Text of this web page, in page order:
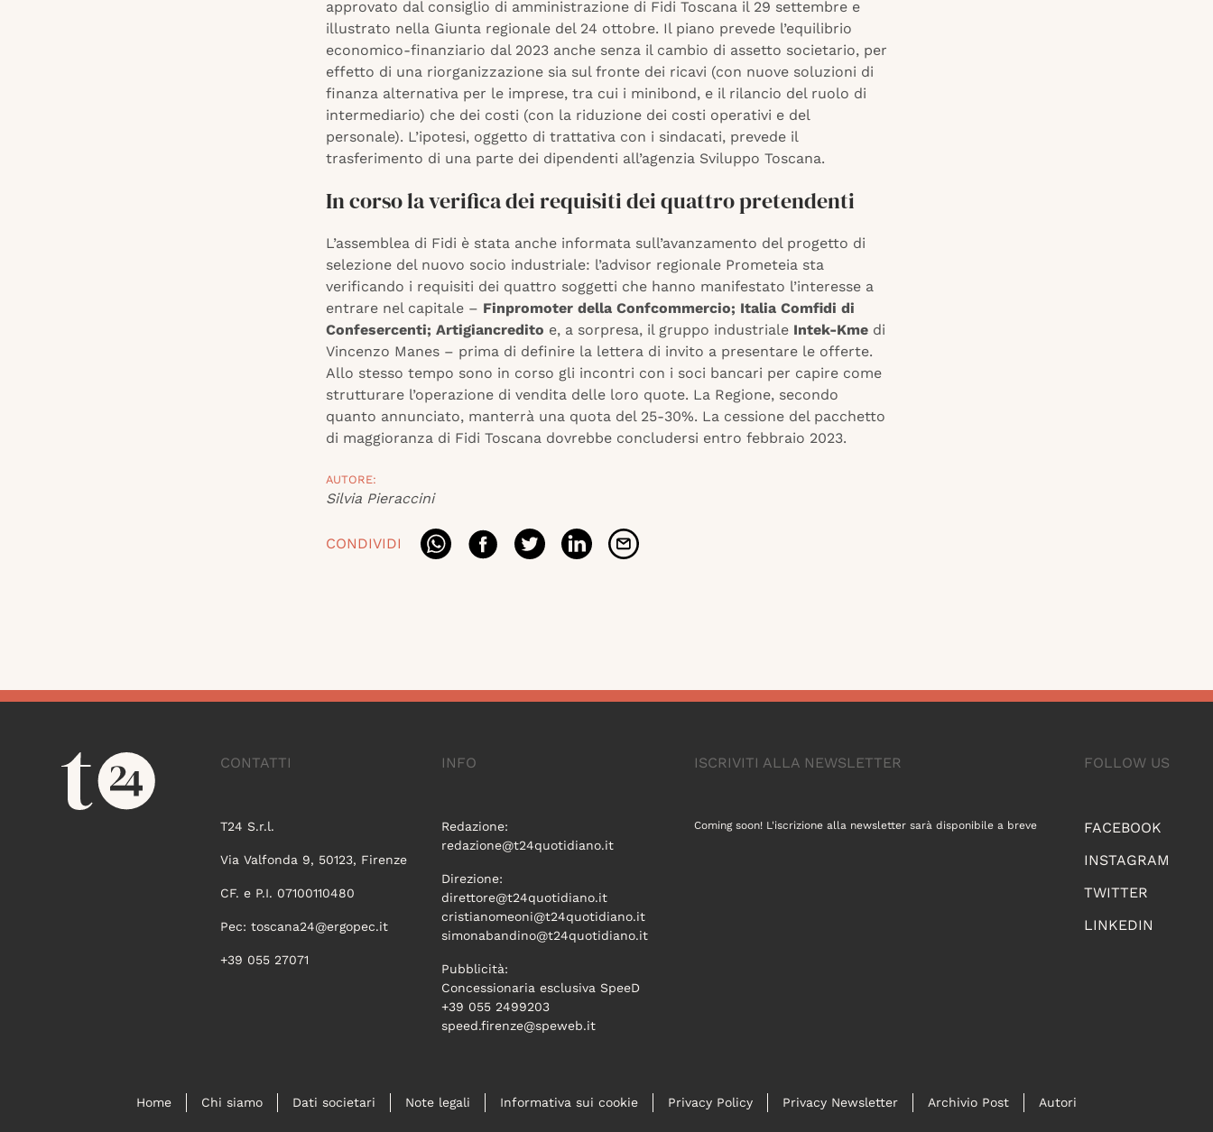
approvato dal consiglio di amministrazione di Fidi Toscana il 29 settembre e
illustrato nella Giunta regionale del 24 ottobre. Il piano prevede l’equilibrio
economico-finanziario dal 2023 anche senza il cambio di assetto societario, per
effetto di una riorganizzazione sia sul fronte dei ricavi (con nuove soluzioni di
finanza alternativa per le imprese, tra cui i minibond, e il rilancio del ruolo di
intermediario) che dei costi (con la riduzione dei costi operativi e del
personale). L’ipotesi, oggetto di trattativa con i sindacati, prevede il
trasferimento di una parte dei dipendenti all’agenzia Sviluppo Toscana.
In corso la verifica dei requisiti dei quattro pretendenti
L’assemblea di Fidi è stata anche informata sull’avanzamento del progetto di
selezione del nuovo socio industriale: l’advisor regionale Prometeia sta
verificando i requisiti dei quattro soggetti che hanno manifestato l’interesse a
entrare nel capitale – Finpromoter della Confcommercio; Italia Comfidi di
Confesercenti; Artigiancredito e, a sorpresa, il gruppo industriale Intek-Kme di
Vincenzo Manes – prima di definire la lettera di invito a presentare le offerte.
Allo stesso tempo sono in corso gli incontri con i soci bancari per capire come
strutturare l’operazione di vendita delle loro quote. La Regione, secondo
quanto annunciato, manterrà una quota del 25-30%. La cessione del pacchetto
di maggioranza di Fidi Toscana dovrebbe concludersi entro febbraio 2023.
AUTORE:
Silvia Pieraccini
CONDIVIDI
CONTATTI
T24 S.r.l.
Via Valfonda 9, 50123, Firenze
CF. e P.I. 07100110480
Pec: toscana24@ergopec.it
+39 055 27071
INFO
Redazione:
redazione@t24quotidiano.it
Direzione:
direttore@t24quotidiano.it
cristianomeoni@t24quotidiano.it
simonabandino@t24quotidiano.it
Pubblicità:
Concessionaria esclusiva SpeeD
+39 055 2499203
speed.firenze@speweb.it
FOLLOW US
FACEBOOK
INSTAGRAM
TWITTER
LINKEDIN
ISCRIVITI ALLA NEWSLETTER
Coming soon! L'iscrizione alla newsletter sarà disponibile a breve
Home Chi siamo Dati societari Note legali Informativa sui cookie Privacy Policy Privacy Newsletter Archivio Post Autori